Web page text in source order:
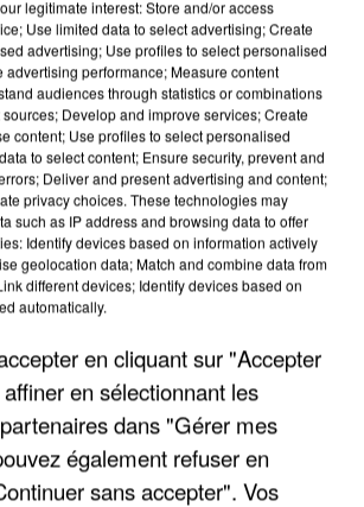
DE LA DZ MAFIA
legitimate interest: Store and/or access
Use limited data to select advertising; Create
advertising; Use profiles to select personalised
advertising performance; Measure content
audiences through statistics or combinations
Develop and improve services; Create
content; Use profiles to select personalised
to select content; Ensure security, prevent and
Deliver and present advertising and content;
privacy choices. These technologies may
such as IP address and browsing data to offer
Identify devices based on information actively
geolocation data; Match and combine data from
different devices; Identify devices based on
automatically.
en cliquant sur "Accepter
en sélectionnant les
dans "Gérer mes
également refuser en
sans accepter". Vos